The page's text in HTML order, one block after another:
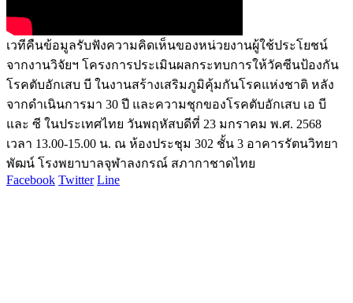
เวทีคืนข้อมูลรับฟังความคิดเห็นของหน่วยงานผู้ใช้ประโยชน์
จากงานวิจัยฯ โครงการประเมินผลกระทบการให้วัคซีนป้องกัน
โรคตับอักเสบ บี ในงานสร้างเสริมภูมิคุ้มกันโรคแห่งชาติ หลัง
จากดำเนินการมา 30 ปี และความชุกของโรคตับอักเสบ เอ บี
และ ซี ในประเทศไทย วันพฤหัสบดีที่ 23 มกราคม พ.ศ. 2568
เวลา 13.00-15.00 น. ณ ห้องประชุม 302 ชั้น 3 อาคารรัตนวิทยา
พัฒน์ โรงพยาบาลจุฬาลงกรณ์ สภากาชาดไทย
Facebook Twitter Line